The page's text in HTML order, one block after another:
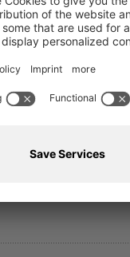
Plan,